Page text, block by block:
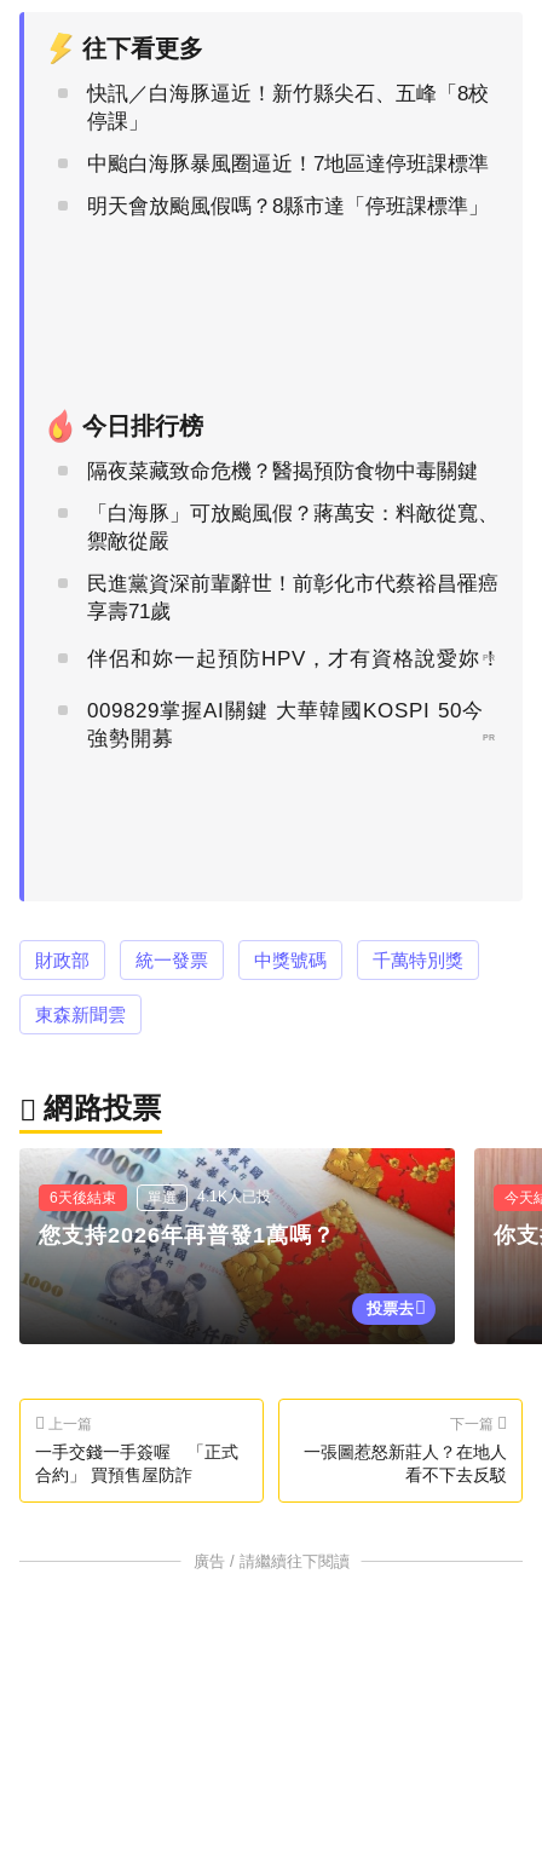
往下看更多
快訊／白海豚逼近！新竹縣尖石、五峰「8校
停課」
中颱白海豚暴風圈逼近！7地區達停班課標準
明天會放颱風假嗎？8縣市達「停班課標準」
今日排行榜
隔夜菜藏致命危機？醫揭預防食物中毒關鍵
「白海豚」可放颱風假？蔣萬安：料敵從寬、
禦敵從嚴
民進黨資深前輩辭世！前彰化市代蔡裕昌罹癌
享壽71歲
伴侶和妳一起預防HPV，才有資格說愛妳！
PR
009829掌握AI關鍵 大華韓國KOSPI 50今
強勢開募
PR
財政部 統一發票 中獎號碼 千萬特別獎
東森新聞雲
網路投票
6天後結束 單選 4.1K人已投
您支持2026年再普發1萬嗎？
投票去
今天
你
上一篇
一手交錢一手簽喔 「正式
合約」 買預售屋防詐
下一篇
一張圖惹怒新莊人？在地人
看不下去反駁
廣告 / 請繼續往下閱讀